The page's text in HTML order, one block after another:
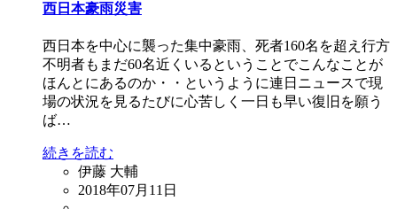
西日本豪雨災害
西日本を中心に襲った集中豪雨、死者160名を超え行方
不明者もまだ60名近くいるということでこんなことが
ほんとにあるのか・・というように連日ニュースで現
場の状況を見るたびに心苦しく一日も早い復旧を願う
ば…
続きを読む
伊藤 大輔
2018年07月11日